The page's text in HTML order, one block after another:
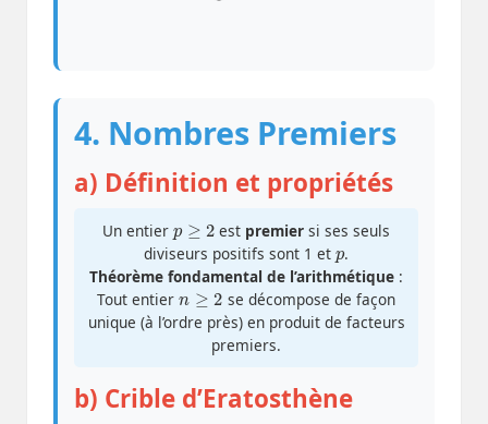
4. Nombres Premiers
a) Définition et propriétés
Un entier est premier si ses seuls
diviseurs positifs sont 1 et
p
.
Théorème fondamental de l’arithmétique :
Tout entier
n≥2
se décompose de façon
unique (à l’ordre près) en produit de facteurs
premiers.
b) Crible d’Eratosthène